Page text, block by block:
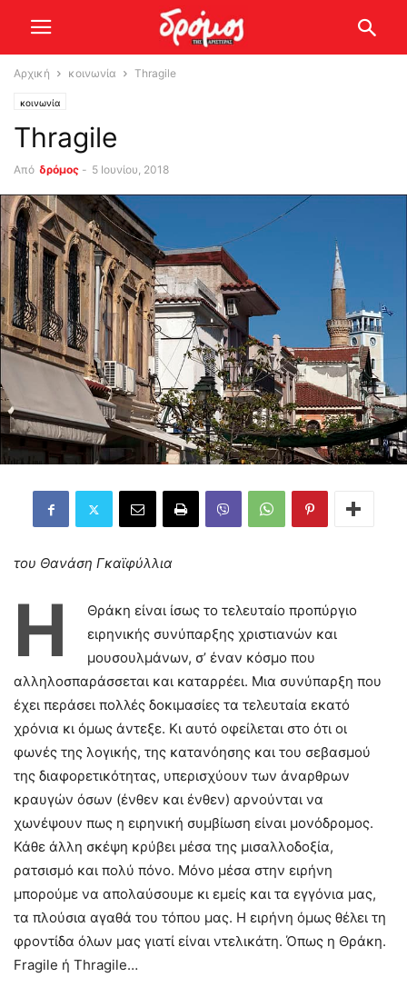
Αρχική κοινωνία Thragile
κοινωνία
Thragile
Από δρόμος - 5 Ιουνίου, 2018
του Θανάση Γκαϊφύλλια
Η
Θράκη είναι ίσως το τελευταίο προπύργιο
ειρηνικής συνύπαρξης χριστιανών και
μουσουλμάνων, σ’ έναν κόσμο που
αλληλοσπαράσσεται και καταρρέει. Μια συνύπαρξη που
έχει περάσει πολλές δοκιμασίες τα τελευταία εκατό
χρόνια κι όμως άντεξε. Κι αυτό οφείλεται στο ότι οι
φωνές της λογικής, της κατανόησης και του σεβασμού
της διαφορετικότητας, υπερισχύουν των άναρθρων
κραυγών όσων (ένθεν και ένθεν) αρνούνται να
χωνέψουν πως η ειρηνική συμβίωση είναι μονόδρομος.
Κάθε άλλη σκέψη κρύβει μέσα της μισαλλοδοξία,
ρατσισμό και πολύ πόνο. Μόνο μέσα στην ειρήνη
μπορούμε να απολαύσουμε κι εμείς και τα εγγόνια μας,
τα πλούσια αγαθά του τόπου μας. Η ειρήνη όμως θέλει τη
φροντίδα όλων μας γιατί είναι ντελικάτη. Όπως η Θράκη.
Fragile ή Thragile…